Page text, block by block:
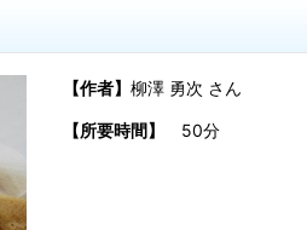
【作者】 柳澤 勇次 さん
【所要時間】 50分